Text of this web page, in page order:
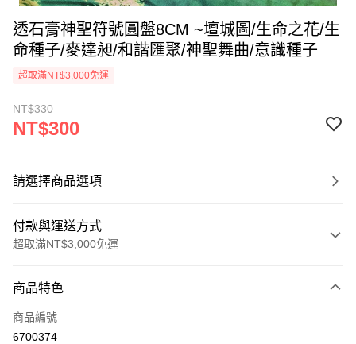
透石膏神聖符號圓盤8CM ~壇城圖/生命之花/生
命種子/麥達昶/和諧匯聚/神聖舞曲/意識種子
超取滿NT$3,000免運
NT$330
NT$300
請選擇商品選項
付款與運送方式
超取滿NT$3,000免運
信用卡一次付款
超商取貨付款
商品特色
商品編號
6700374